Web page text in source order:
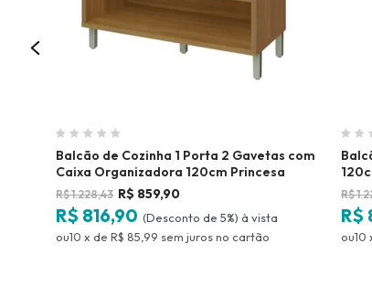
Balcão de Cozinha 1 Porta 2 Gavetas com
Caixa Organizadora 120cm Princesa
Freijó/Off White Nesher Móveis
R$1.228,43 R$ 859,90
R$ 816,90 (Desconto de 5%)
10 x de R$ 85,99 sem jurosno
R$
R$
10